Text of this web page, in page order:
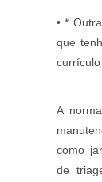
• *
que
currículo
A
como
de